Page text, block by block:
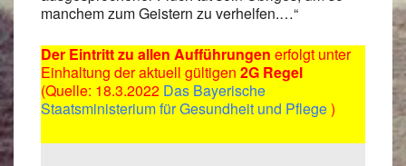
manchem zum Geistern zu verhelfen.…“
Der Eintritt zu allen Aufführungen erfolgt unter
Einhaltung der aktuell gültigen 2G Regel
(Quelle: 18.3.2022 Das Bayerische
Staatsministerium für Gesundheit und Pflege)